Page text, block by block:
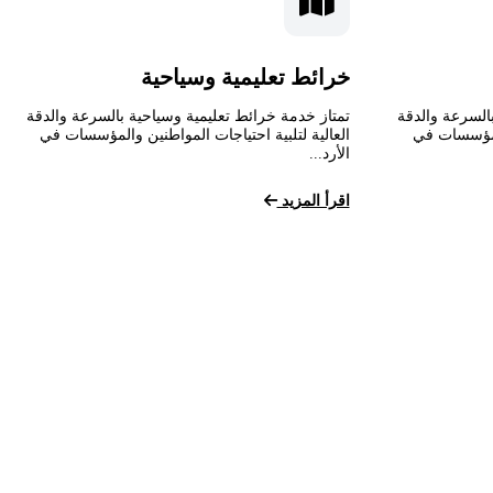
والدقة
في
خرائط تعليمية وسياحية
تمتاز خدمة خرائط تعليمية وسياحية بالسرعة والدقة
العالية لتلبية احتياجات المواطنين والمؤسسات في
الأرد...
اقرأ المزيد